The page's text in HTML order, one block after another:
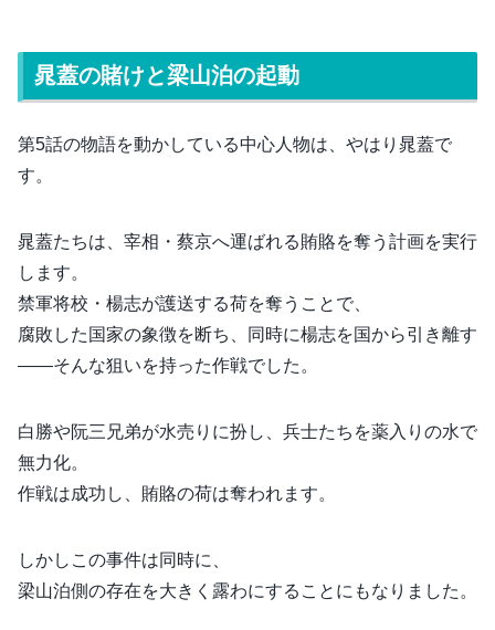
晁蓋の賭けと梁山泊の起動
第5話の物語を動かしている中心人物は、やはり晁蓋で
す。
晁蓋たちは、宰相・蔡京へ運ばれる賄賂を奪う計画を実行
します。
禁軍将校・楊志が護送する荷を奪うことで、
腐敗した国家の象徴を断ち、同時に楊志を国から引き離す
――そんな狙いを持った作戦でした。
白勝や阮三兄弟が水売りに扮し、兵士たちを薬入りの水で
無力化。
作戦は成功し、賄賂の荷は奪われます。
しかしこの事件は同時に、
梁山泊側の存在を大きく露わにすることにもなりました。